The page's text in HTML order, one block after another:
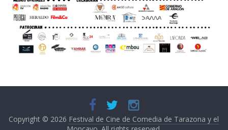
Copyright © 2026 Festival de Cine de Comedia de Tarazona y el